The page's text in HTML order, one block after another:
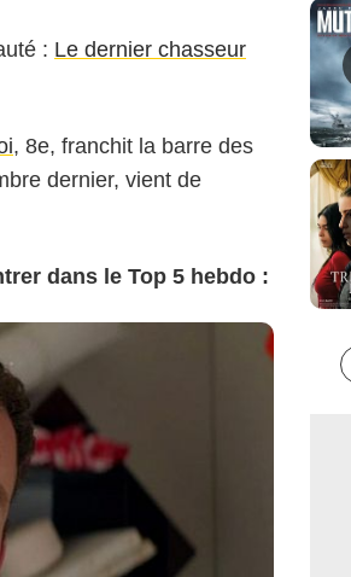
: Le dernier chasseur
, 8e, franchit la barre des
dernier, vient de
dans le Top 5 hebdo :